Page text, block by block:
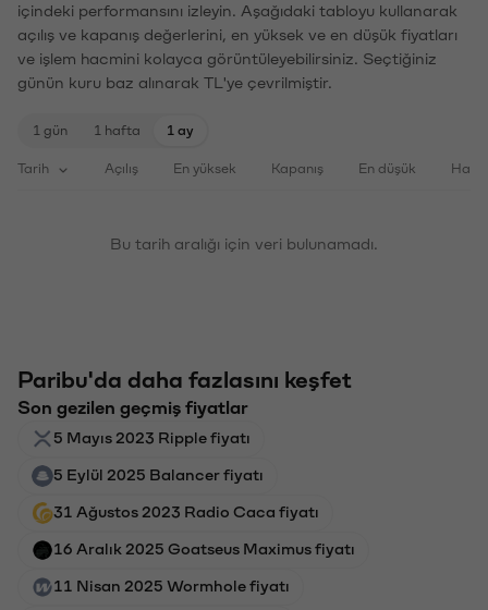
içindeki performansını izleyin. Aşağıdaki tabloyu kullanarak
açılış ve kapanış değerlerini, en yüksek ve en düşük fiyatları
ve işlem hacmini kolayca görüntüleyebilirsiniz. Seçtiğiniz
günün kuru baz alınarak TL'ye çevrilmiştir.
1 gün 1 hafta 1 ay
Tarih Açılış En yüksek Kapanış En düşük
Bu tarih aralığı için veri bulunamadı.
Paribu'da daha fazlasını keşfet
Son gezilen geçmiş fiyatlar
5 Mayıs 2023 Ripple fiyatı
5 Eylül 2025 Balancer fiyatı
31 Ağustos 2023 Radio Caca fiyatı
16 Aralık 2025 Goatseus Maximus fiyatı
11 Nisan 2025 Wormhole fiyatı